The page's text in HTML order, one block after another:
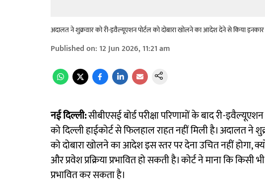
अदालत ने शुक्रवार को री-इवैल्यूएशन पोर्टल को दोबारा खोलने का आदेश देने से किया इनकार
Published on: 12 Jun 2026, 11:21 am
नई दिल्ली:सीबीएसई बोर्ड परीक्षा परिणामों के बाद री-
को दिल्ली हाईकोर्ट से फिलहाल राहत नहीं मिली है। अदालत ने
को दोबारा खोलने का आदेश इस स्तर पर देना उचित नहीं होगा,
और प्रवेश प्रक्रिया प्रभावित हो सकती है। कोर्ट ने माना कि
प्रभावित कर सकता है।